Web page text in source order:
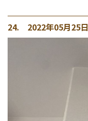
24. 2022年05月25日